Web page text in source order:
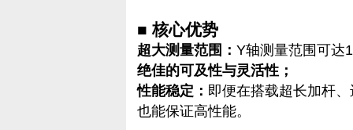
■ 核心优势
超大测量范围： Y轴测量范围可达
绝佳的可及性与灵活性；
性能稳定： 即便在搭载超长加杆
也能保证高性能。